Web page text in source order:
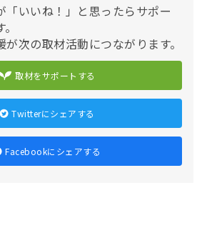
「いいね！」と思ったらサポー
次の取材活動につながります。
取材をサポートする
Twitterにシェアする
Facebookにシェアする